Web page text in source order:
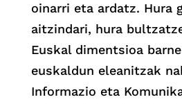
oinarri eta ardatz. Hura
aitzindari, hura
Euskal dimentsioa
euskaldun eleanitzak
Informazio eta